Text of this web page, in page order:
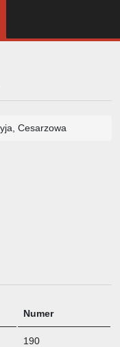
Cesarzowa
Numer
190